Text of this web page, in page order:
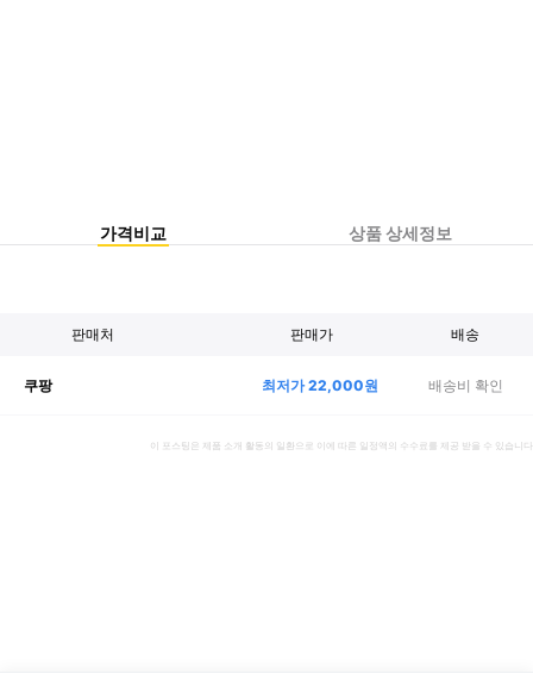
가격비교 상품 상세정보
판매처 판매가 배송
쿠팡 최저가22,000원 배송비 확인
이 포스팅은 제품 소개 활동의 일환으로 이에 따른 일정액의 수수료를 제공 받을 수 있습니다